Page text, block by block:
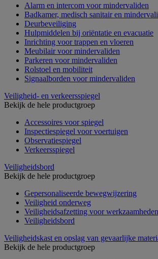
Alarm en intercom voor mindervaliden
Badkamer, medisch sanitair en
Deurbeveiliging
Hulpmiddelen bij oriëntatie en evacuatie
Inrichting voor trappen en vloeren
Meubilair voor mindervaliden
Parkeren voor mindervaliden
Rolstoel en mobiliteit
Signaalborden voor mindervaliden
Veiligheid- en verkeersspiegel
Bekijk de hele productgroep
Accessoires voor spiegel
Inspectiespiegel voor voertuigen
Observatiespiegel
Verkeersspiegel
Veiligheidsbord
Bekijk de hele productgroep
Gepersonaliseerde bewegwijzering
Veiligheid onderweg
Veiligheidsafzetting voor
Veiligheidsbord
Veiligheidskast en opslag van gevaarlijke
Bekijk de hele productgroep